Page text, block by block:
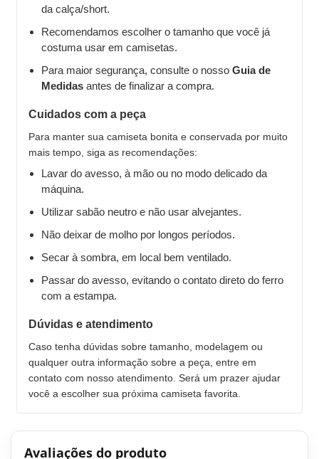
da calça/short.
Recomendamos escolher o tamanho que você já
costuma usar em camisetas.
Para maior segurança, consulte o nosso Guia de
Medidas antes de finalizar a compra.
Cuidados com a peça
Para manter sua camiseta bonita e conservada por muito
mais tempo, siga as recomendações:
Lavar do avesso, à mão ou no modo delicado da
máquina.
Utilizar sabão neutro e não usar alvejantes.
Não deixar de molho por longos períodos.
Secar à sombra, em local bem ventilado.
Passar do avesso, evitando o contato direto do ferro
com a estampa.
Dúvidas e atendimento
Caso tenha dúvidas sobre tamanho, modelagem ou
qualquer outra informação sobre a peça, entre em
contato com nosso atendimento. Será um prazer ajudar
você a escolher sua próxima camiseta favorita.
Avaliações do produto